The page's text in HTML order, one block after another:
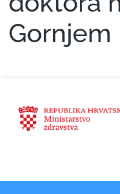
Gornjem